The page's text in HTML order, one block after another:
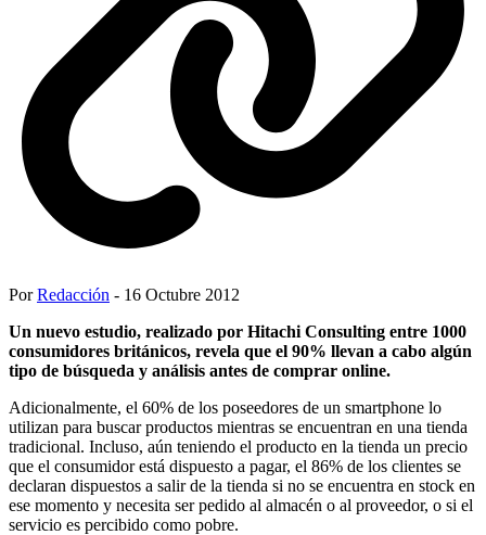
PorRedacción - 16 Octubre 2012
Un nuevo estudio, realizado por Hitachi Consulting entre 1000
consumidores británicos, revela que el 90% llevan a cabo algún
tipo de búsqueda y análisis antes de comprar online.
Adicionalmente, el 60% de los poseedores de un smartphone lo
utilizan para buscar productos mientras se encuentran en una tienda
tradicional. Incluso, aún teniendo el producto en la tienda un precio
que el consumidor está dispuesto a pagar, el 86% de los clientes se
declaran dispuestos a salir de la tienda si no se encuentra en stock en
ese momento y necesita ser pedido al almacén o al proveedor, o si el
servicio es percibido como pobre.